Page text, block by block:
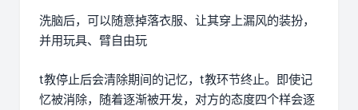
洗脑后，可以随意掉落衣服、让其穿上漏风的装扮，
并用玩具、臂自由玩
t教停止后会清除期间的记忆，t教环节终止。即使记
忆被消除，随着逐渐被开发，对方的态度四个样会逐